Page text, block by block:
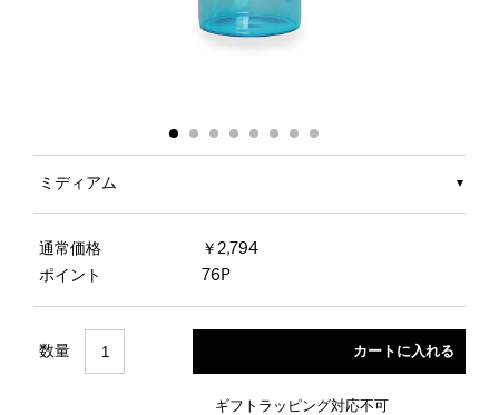
ミディアム
通常価格
￥2,794
ポイント
76P
数量
ギフトラッピング対応不可